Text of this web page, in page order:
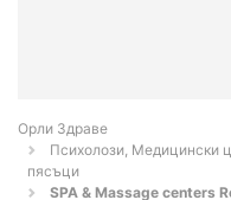
Орли Здраве
Психолози, Медицински
пясъци
SPA & Massage centers